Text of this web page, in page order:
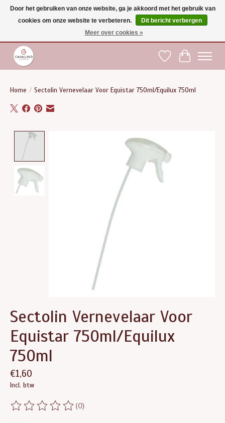
Gratis verzending vanaf €75 binnen BE - vanaf €100 naar EU | Voor 17:00 besteld is
dezelfde dag verzonden | Klantendienst: +32 (0)51 21 27 00 |
Verlanglijst
Home / Sectolin Vernevelaar Voor Equistar 750ml/Equilux 750ml
Product image slideshow Items
Sectolin Vernevelaar Voor
Equistar 750ml/Equilux
750ml
€1,60
Incl. btw
De beoordeling van dit product is
(0)
Door het gebruiken van onze website, ga je akkoord met het gebruik van
cookies om onze website te verbeteren.
Dit bericht verbergen
Meer over cookies »